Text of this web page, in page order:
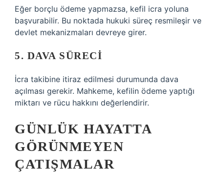
Eğer borçlu ödeme yapmazsa, kefil icra yoluna
başvurabilir. Bu noktada hukuki süreç resmileşir ve
devlet mekanizmaları devreye girer.
5. DAVA SÜRECI
İcra takibine itiraz edilmesi durumunda dava
açılması gerekir. Mahkeme, kefilin ödeme yaptığı
miktarı ve rücu hakkını değerlendirir.
GÜNLÜK HAYATTA
GÖRÜNMEYEN
ÇATIŞMALAR